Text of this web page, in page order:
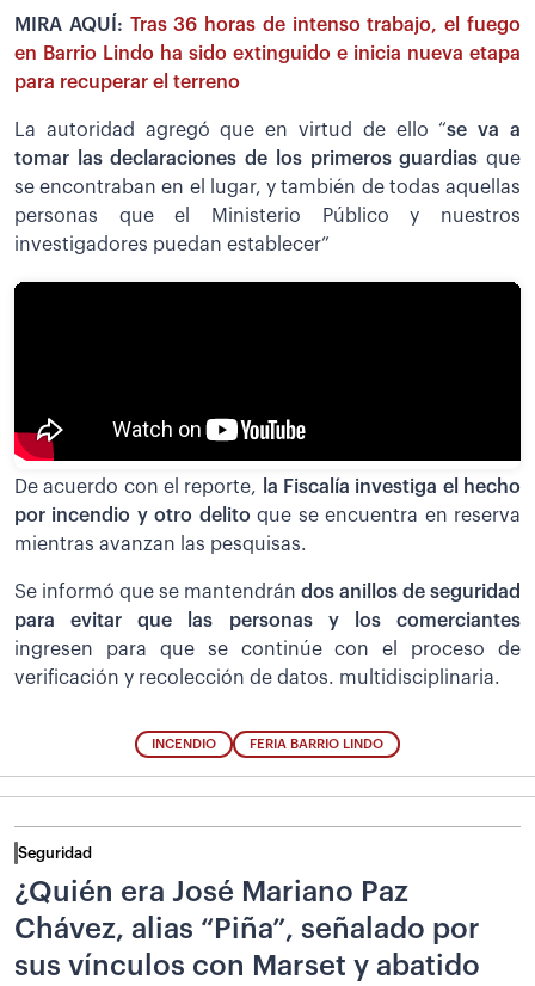
MIRA AQUÍ: Tras 36 horas de intenso trabajo, el fuego
en Barrio Lindo ha sido extinguido e inicia nueva etapa
para recuperar el terreno
La autoridad agregó que en virtud de ello “se va a
tomar las declaraciones de los primeros guardias que
se encontraban en el lugar, y también de todas aquellas
personas que el Ministerio Público y nuestros
investigadores puedan establecer”
De acuerdo con el reporte, la Fiscalía investiga el hecho
por incendio y otro delitoque se encuentra en reserva
mientras avanzan las pesquisas.
Se informó que se mantendrán dos anillos de seguridad
para evitar que las personas y los comerciantes
ingresen para que se continúe con el proceso de
verificación y recolección de datos. multidisciplinaria.
INCENDIO FERIA BARRIO LINDO
Seguridad
¿Quién era José Mariano Paz
Chávez, alias “Piña”, señalado por
sus vínculos con Marset y abatido